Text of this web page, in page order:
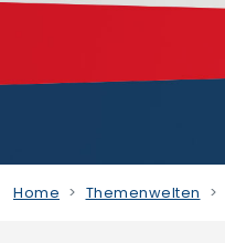
Home Themenwelten